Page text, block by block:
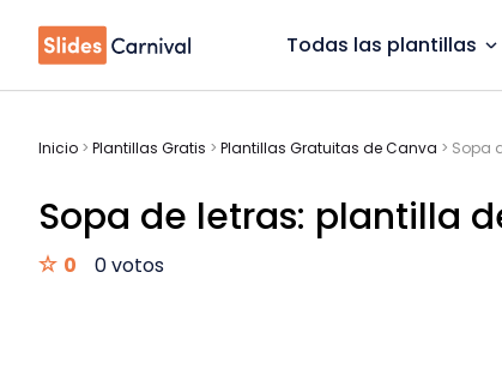
Todas las plantillas
Inicio > Plantillas Gratis > Plantillas Gratuitas de Canva > Sopa
Sopa de letras: plantilla
0 0 votos